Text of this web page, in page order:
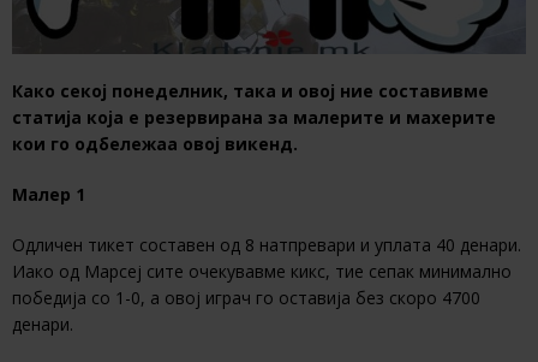
Како секој понеделник, така и овој ние составивме
статија која е резервирана за малерите и махерите
кои го одбележаа овој викенд.
Малер 1
Одличен тикет составен од 8 натпревари и уплата 40 денари.
Иако од Марсеј сите очекувавме кикс, тие сепак минимално
победија со 1-0, а овој играч го оставија без скоро 4700
денари.